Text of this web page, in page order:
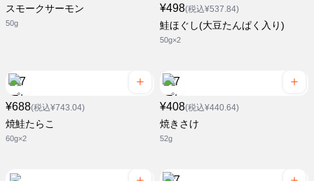
スモークサーモン
50g
¥498(税込¥537.84)
鮭ほぐし(大豆たんぱく入り)
50g×2
¥688(税込¥743.04)
焼鮭たらこ
60g×2
¥408(税込¥440.64)
焼きさけ
52g